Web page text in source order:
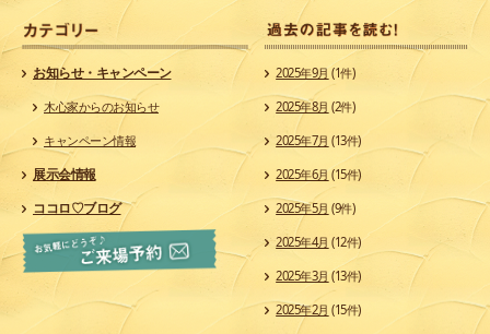
お知らせ・キャンペーン
木心家からのお知らせ
キャンペーン情報
展示会情報
ココロ♡ブログ
2025年9月(1件)
2025年8月 (2件)
2025年7月 (13件)
2025年6月 (15件)
2025年5月 (9件)
2025年4月 (12件)
2025年3月(13件)
2025年2月 (15件)